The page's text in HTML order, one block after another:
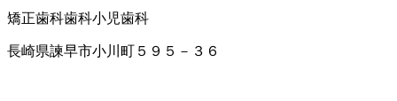
矯正歯科歯科小児歯科
長崎県諫早市小川町５９５－３６